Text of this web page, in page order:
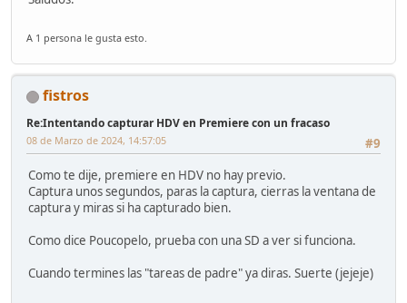
A 1 persona le gusta esto.
fistros
Re:Intentando capturar HDV en Premiere con un fracaso
#9
08 de Marzo de 2024, 14:57:05
Como te dije, premiere en HDV no hay previo.
Captura unos segundos, paras la captura, cierras la ventana de
captura y miras si ha capturado bien.
Como dice Poucopelo, prueba con una SD a ver si funciona.
Cuando termines las "tareas de padre" ya diras. Suerte (jejeje)